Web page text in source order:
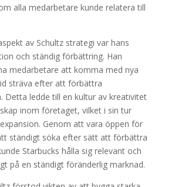
alla medarbetare kunde relatera till
av Schultz strategi var hans
och ständig förbättring. Han
medarbetare att komma med nya
sträva efter att förbättra
Detta ledde till en kultur av kreativitet
inom företaget, vilket i sin tur
Genom att vara öppen för
ständigt söka efter sätt att förbättra
Starbucks hålla sig relevant och
på en ständigt föränderlig marknad.